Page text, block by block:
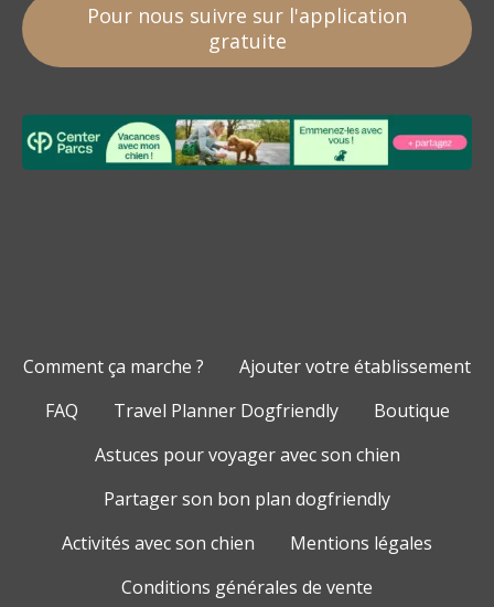
Pour nous suivre sur l'application
gratuite
Comment ça marche ?
Ajouter votre établissement
FAQ
Travel Planner Dogfriendly
Boutique
Astuces pour voyager avec son chien
Partager son bon plan dogfriendly
Activités avec son chien
Mentions légales
Conditions générales de vente